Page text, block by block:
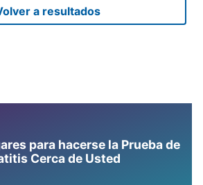
a resultados
para hacerse la Prueba de
Cerca de Usted